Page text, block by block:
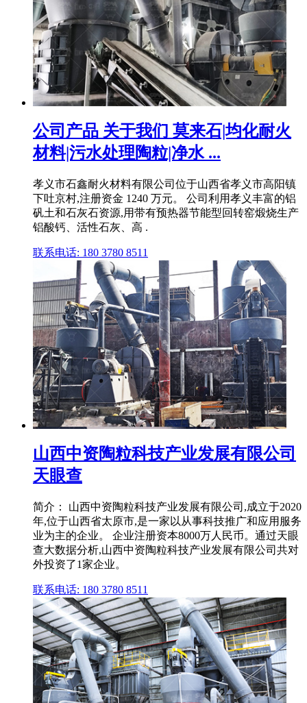
公司产品 关于我们 莫来石|均化耐火
材料|污水处理陶粒|净水 ...
孝义市石鑫耐火材料有限公司位于山西省孝义市高阳镇
下吐京村,注册资金 1240 万元。 公司利用孝义丰富的铝
矾土和石灰石资源,用带有预热器节能型回转窑煅烧生产
铝酸钙、活性石灰、高 .
联系电话: 180 3780 8511
山西中资陶粒科技产业发展有限公司
天眼查
简介： 山西中资陶粒科技产业发展有限公司,成立于2020
年,位于山西省太原市,是一家以从事科技推广和应用服务
业为主的企业。 企业注册资本8000万人民币。通过天眼
查大数据分析,山西中资陶粒科技产业发展有限公司共对
外投资了1家企业。
联系电话: 180 3780 8511